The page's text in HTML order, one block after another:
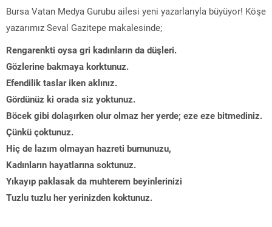
Bursa Vatan Medya Gurubu ailesi yeni yazarlarıyla büyüyor! Köşe
yazarımız Seval Gazitepe makalesinde;
Rengarenkti oysa gri kadınların da düşleri.
Gözlerine bakmaya korktunuz.
Efendilik taslar iken aklınız.
Gördünüz ki orada siz yoktunuz.
Böcek gibi dolaşırken olur olmaz her yerde; eze eze bitmediniz.
Çünkü çoktunuz.
Hiç de lazım olmayan hazreti burnunuzu,
Kadınların hayatlarına soktunuz.
Yıkayıp paklasak da muhterem beyinlerinizi
Tuzlu tuzlu her yerinizden koktunuz.